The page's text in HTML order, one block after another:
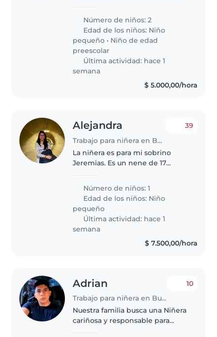
gustan los dinosaurios y fingir
que es uno de ellos
Número de niños: 2
Edad de los niños: Niño
pequeño • Niño de edad
preescolar
Última actividad: hace 1
semana
$ 5.000,00/hora
Alejandra
Trabajo para niñera en Buenos Aires
39
La niñera es para mi sobrino
Jeremias. Es un nene de 17
aprendió a caminar Necesito a
alguien del 27/7 al 31/8 de 12pm
a..
Número de niños: 1
Edad de los niños: Niño
pequeño
Última actividad: hace 1
semana
$ 7.500,00/hora
Adrian
Trabajo para niñera en Buenos Aires
10
Nuestra familia busca una Niñera
cariñosa y responsable para